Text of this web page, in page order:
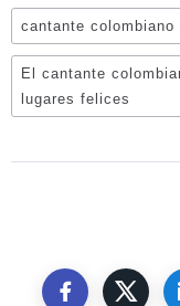
cantante colombiano
El cantante
lugares felices